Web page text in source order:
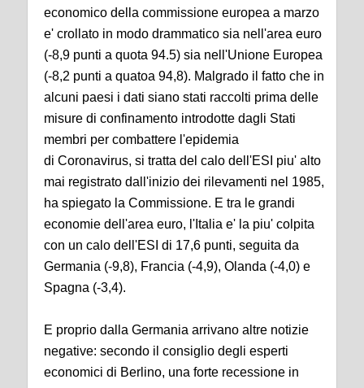
economico della commissione europea a marzo
e' crollato in modo drammatico sia nell'area euro
(-8,9 punti a quota 94.5) sia nell'Unione Europea
(-8,2 punti a quatoa 94,8). Malgrado il fatto che in
alcuni paesi i dati siano stati raccolti prima delle
misure di confinamento introdotte dagli Stati
membri per combattere l'epidemia
di Coronavirus, si tratta del calo dell'ESI piu' alto
mai registrato dall'inizio dei rilevamenti nel 1985,
ha spiegato la Commissione. E tra le grandi
economie dell'area euro, l'Italia e' la piu' colpita
con un calo dell'ESI di 17,6 punti, seguita da
Germania (-9,8), Francia (-4,9), Olanda (-4,0) e
Spagna (-3,4).
E proprio dalla Germania arrivano altre notizie
negative: secondo il consiglio degli esperti
economici di Berlino, una forte recessione in